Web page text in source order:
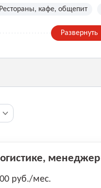
Рестораны, кафе, общепит
Развернуть
руб./мес.